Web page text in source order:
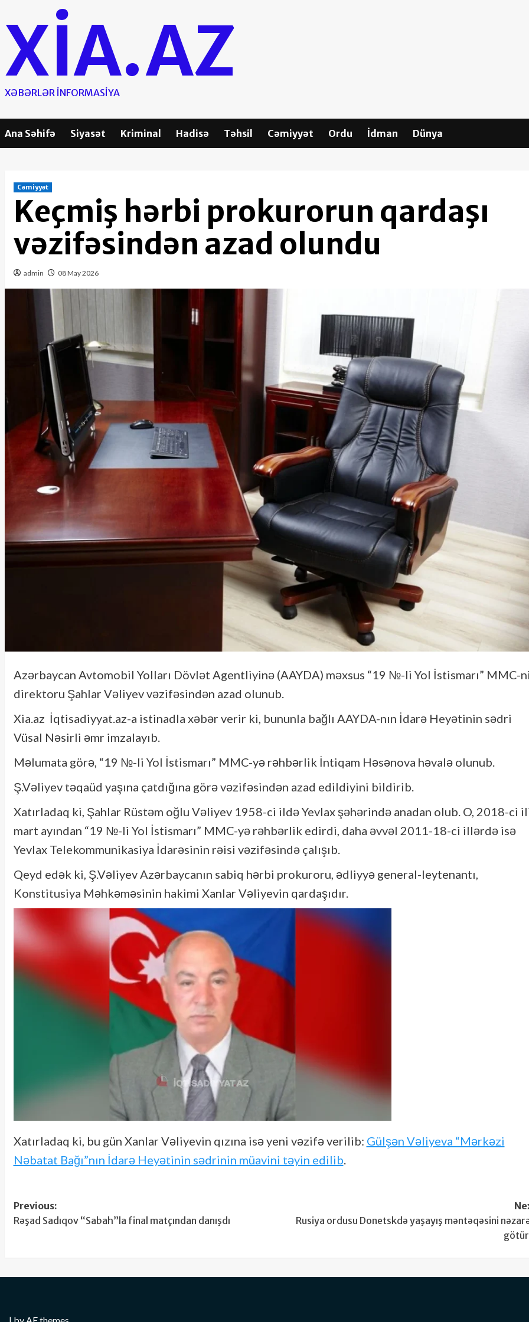
content
XIA.AZ
XƏBƏRLƏR INFORMASIYA
Ana Səhifə Siyasət Kriminal Hadisə Təhsil Cəmiyyət Ordu İdman Dünya
Cəmiyyət
Keçmiş hərbi prokurorun qardaşı
vəzifəsindən azad olundu
admin 08 May 2026
Azərbaycan Avtomobil Yolları Dövlət Agentliyinə (AAYDA) məxsus “19 №-li Yol İstismarı” MMC-
direktoru Şahlar Vəliyev vəzifəsindən azad olunub.
Xia.az İqtisadiyyat.az-a istinadla xəbər verir ki, bununla bağlı AAYDA-nın İdarə Heyətinin sədri
Vüsal Nəsirli əmr imzalayıb.
Məlumata görə, “19 №-li Yol İstismarı” MMC-yə rəhbərlik İntiqam Həsənova həvalə olunub.
Ş.Vəliyev təqaüd yaşına çatdığına görə vəzifəsindən azad edildiyini bildirib.
Xatırladaq ki, Şahlar Rüstəm oğlu Vəliyev 1958-ci ildə Yevlax şəhərində anadan olub. O, 2018-ci
mart ayından “19 №-li Yol İstismarı” MMC-yə rəhbərlik edirdi, daha əvvəl 2011-18-ci illərdə isə
Yevlax Telekommunikasiya İdarəsinin rəisi vəzifəsində çalışıb.
Qeyd edək ki, Ş.Vəliyev Azərbaycanın sabiq hərbi prokuroru, ədliyyə general-leytenantı,
Konstitusiya Məhkəməsinin hakimi Xanlar Vəliyevin qardaşıdır.
Xatırladaq ki, bu gün Xanlar Vəliyevin qızına isə yeni vəzifə verilib: Gülşən Vəliyeva “Mərkəzi
Nəbatat Bağı”nın İdarə Heyətinin sədrinin müavini təyin edilib.
Post
navigation
Previous:
Rəşad Sadıqov “Sabah”la final matçından danışdı
Rusiya ordusu Donetskdə yaşayış məntəqəsini